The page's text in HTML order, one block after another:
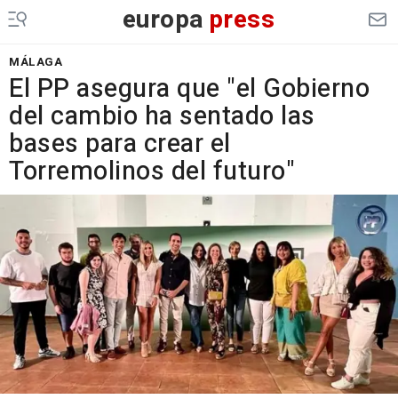
europa press
MÁLAGA
El PP asegura que "el Gobierno
del cambio ha sentado las
bases para crear el
Torremolinos del futuro"